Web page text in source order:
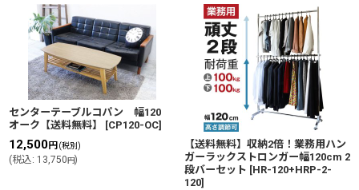
センターテーブルコパン 幅120
オーク【送料無料】
[CP120-OC]
12,500円 (税別)
(税込: 13,750円)
【送料無料】収納2倍！業務用ハン
ガーラックストロンガー幅120cm 2
段バーセット [HR-120+HRP-2-
120]